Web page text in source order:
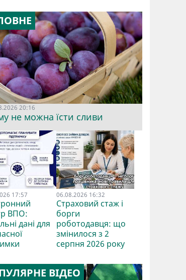
20:16
не можна їсти сливи
17:57
ВПО:
дані для
06.08.2026 16:32
Страховий стаж і
борги
роботодавця: що
змінилося з 2
серпня 2026 року
ВІДЕО